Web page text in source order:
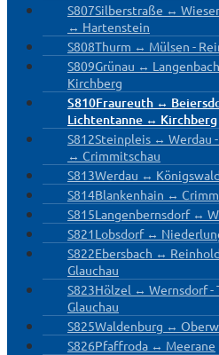
S807Silberstraße ↔
↔ Hartenstein
S808Thurm ↔ Mülsen -
S809Grünau ↔
Kirchberg
S810Fraureuth ↔
Lichtentanne ↔ Kirchberg
S812Steinpleis ↔ Werdau
↔ Crimmitschau
S813Werdau ↔
S814Blankenhain ↔
S815Langenbernsdorf ↔
S821Lobsdorf ↔
S822Ebersbach ↔
Glauchau
S823Hölzel ↔ Wernsdorf -
Glauchau
S825Waldenburg ↔
S826Pfaffroda ↔ Meerane